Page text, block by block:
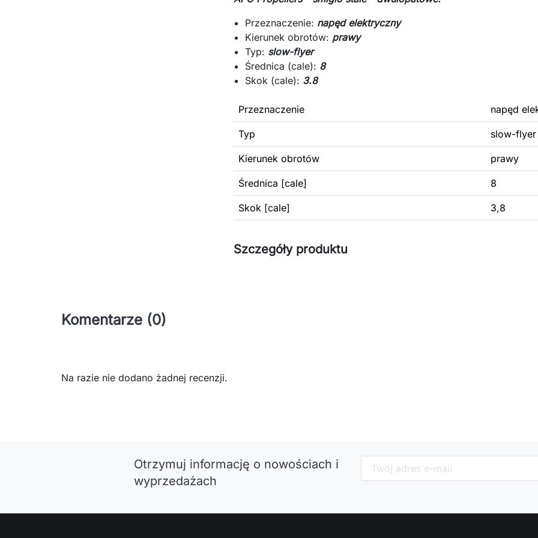
Przeznaczenie: napęd elektryczny
Kierunek obrotów: prawy
Typ: slow-flyer
Średnica (cale): 8
Skok (cale): 3.8
Przeznaczenie napęd
Typ slow-flyer
Kierunek obrotów prawy
Średnica [cale] 8
Skok [cale] 3,8
Szczegóły produktu
Komentarze (0)
Na razie nie dodano żadnej recenzji.
Otrzymuj informację o nowościach i
wyprzedażach